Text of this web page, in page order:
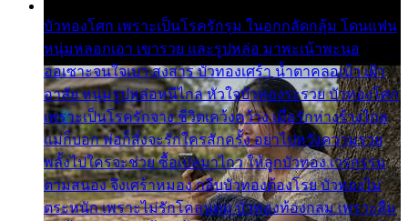
บัวทองโศก เพราะเป็นโรครักรุม ในอกกลัดกลุ้ม โดนแฟน
หนุ่มหลอกเอา เขารวย และรูปหล่อ มาพะเน้าพะนอ
ออเซาะจนใจเบา สงสาร บัวทองเศร้า น้ำตาคลอเบ้า เฝ้า
อาลัย หนุ่มรูปหล่อหนีไกล หัวใจบัวทองระรวย บัวทองโศก
เพราะเป็นโรครักจาง ชีวิตเคว้งคว้าง เมื่อรักห่างร้างไกล
แม่ก็บอก พ่อก็สั่งจะรักใครสักครั้ง อย่าไปหวังความรวย
พลั้งไปใครจะช่วย ซื้อเปลมาไกว ให้ลูกบัวทอง เวรกรรม
ตามสนอง จึงเศร้าหมอง กลีบบัวทองต้องโรย บัวทองไม่
ตระหนัก เพราะไม่รักโคลนตม บัวทองท้องกลม เพราะลืม